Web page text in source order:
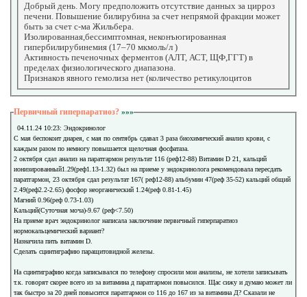
Добрый день. Могу предположить отсутствие данных за цирроз
печени. Повышение билирубина за счет непрямой фракции может
быть за счет с-ма Жильбера.
Изолированная,бессимптомная, неконъюгированная
гипербилирубинемия (17–70 мкмоль/л )
Активность печеночных ферментов (АЛТ, АСТ, ЩФ,ГГТ) в
пределах физиологического диапазона.
Признаков явного гемолиза нет (количество ретикулоцитов
Первичный гиперпаратиоз? »»»
04.11.24 10:23: Эндокринолог
С мая беспокоит диарея, с мая по сентябрь сдавал 3 раза биохимический анализ крови, с
каждым разом по немногу повышается щелочная фосфатаза.
2 октября сдал анализ на паратгармон результат 116 (реф12-88) Витамин D 21, кальций
ионизированный1.29(реф1.13-1.32) был на приеме у эндокринолога рекомендовала пересдать
паратгармон, 23 октября сдал результат 167( реф12-88) альбумин 47(реф 35-52) кальций общий
2.49(реф2.2-2.65) фосфор неорганический 1.24(реф 0.81-1.45)
Магний 0.96(реф 0.73-1.03)
Кальций(Суточная моча)-9.67 (реф<7.50)
На приеме врач эндокринолог написала заключение первичный гиперпаратиоз
нормокальцемический вариант?
Назначила пить витамин D.
Сделать сцинтиграфию паращитовидной железы.
На сцинтиграфию когда записывался по телефону спросили мои анализы, не хотели записывать
т.к. говорят скорее всего из за витамина д паратгармон повысился. Щас сижу и думаю может ли
так быстро за 20 дней повысится паратгармон со 116 до 167 из за витамина Д? Сказали не